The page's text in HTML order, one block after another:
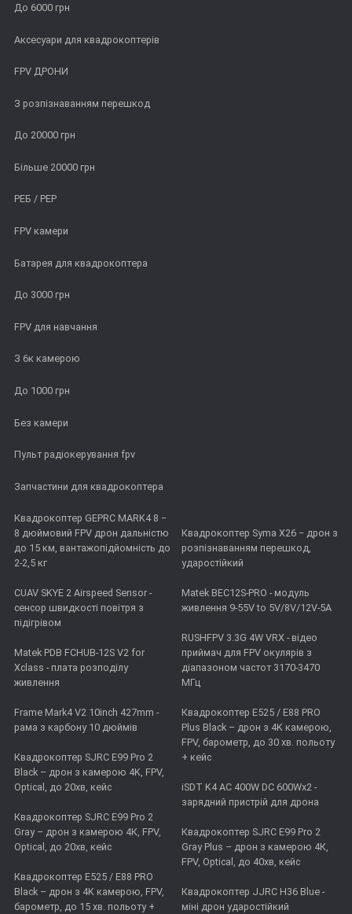
До 6000 грн
Аксесуари для квадрокоптерів
FPV ДРОНИ
З розпізнаванням перешкод
До 20000 грн
Більше 20000 грн
РЕБ / РЕР
FPV камери
Батарея для квадрокоптера
До 3000 грн
FPV для навчання
З 6к камерою
До 1000 грн
Без камери
Пульт радіокерування fpv
Запчастини для квадрокоптера
Квадрокоптер GEPRC MARK4 8 −
8 дюймовий FPV дрон дальністю
до 15 км, вантажопідйомність до
2-2,5 кг
CUAV SKYE 2 Airspeed Sensor -
сенсор швидкості повітря з
підігрівом
Matek PDB FCHUB-12S V2 for
Xclass - плата розподілу
живлення
Frame Mark4 V2 10inch 427mm -
рама з карбону 10 дюймів
Квадрокоптер SJRC E99 Pro 2
Black – дрон з камерою 4K, FPV,
Optical, до 20хв, кейс
Квадрокоптер SJRC E99 Pro 2
Gray – дрон з камерою 4К, FPV,
Optical, до 20хв, кейс
Квадрокоптер E525 / E88 PRO
Black – дрон з 4K камерою, FPV,
барометр, до 15 хв. польоту +
Квадрокоптер Syma X26 − дрон з
розпізнаванням перешкод,
ударостійкий
Matek BEC12S-PRO - модуль
живлення 9-55V to 5V/8V/12V-5A
RUSHFPV 3.3G 4W VRX - відео
приймач для FPV окулярів з
діапазоном частот 3170-3470
МГц
Квадрокоптер E525 / E88 PRO
Plus Black – дрон з 4K камерою,
FPV, барометр, до 30 хв. польоту
+ кейс
iSDT K4 AC 400W DC 600Wx2 -
зарядний пристрій для дрона
Квадрокоптер SJRC E99 Pro 2
Gray Plus – дрон з камерою 4К,
FPV, Optical, до 40хв, кейс
Квадрокоптер JJRC H36 Blue -
міні дрон ударостійкий